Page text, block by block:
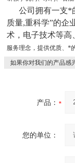
公司拥有一支*
质量,重科学”的企
术，电子技术等高
服务理念，提供优质、*
如果你对我们的产品感
产品：
您的单位：